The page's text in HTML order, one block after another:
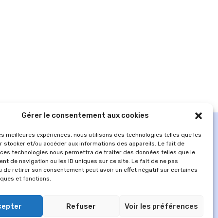
Gérer le consentement aux cookies
meilleures expériences, nous utilisons des technologies telles que les
stocker et/ou accéder aux informations des appareils. Le fait de
technologies nous permettra de traiter des données telles que le
de navigation ou les ID uniques sur ce site. Le fait de ne pas
de retirer son consentement peut avoir un effet négatif sur certaines
et fonctions.
Refuser Voir les préférences